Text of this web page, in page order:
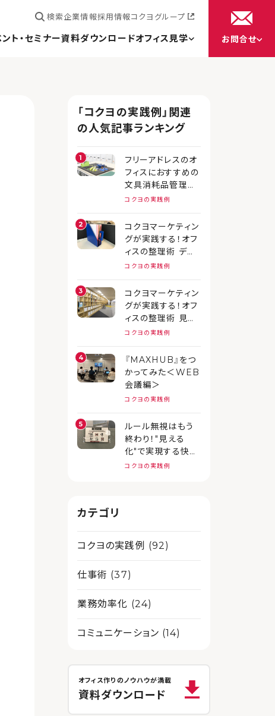
ト・セミナー資料ダウンロードオフィス見学
検索企業情報採用情報コクヨグループ
お問合せ
「コクヨの実践例」関連
の人気記事ランキング
フリーアドレスのオ
フィスにおすすめの
文具消耗品管理方
法とは？
コクヨの実践例
コクヨマーケティン
グが実践する！オフ
ィスの整理術 デス
ク上の書類編
コクヨの実践例
コクヨマーケティン
グが実践する！オフ
ィスの整理術 見せ
る収納編
コクヨの実践例
『MAXHUB』をつ
かってみた＜WEB
会議編＞
コクヨの実践例
ルール無視はもう
終わり！"見える
化"で実現する快適
オフィスのつくり方
コクヨの実践例
カテゴリ
コクヨの実践例 (92)
仕事術 (37)
業務効率化 (24)
コミュニケーション (14)
オフィス作りのノウハウが満載
資料ダウンロード